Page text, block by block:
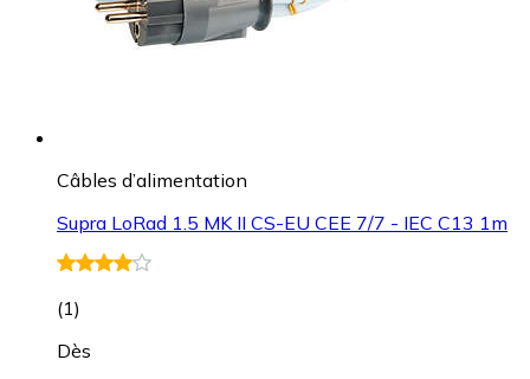
Câbles d’alimentation
Supra LoRad 1.5 MK II CS-EU CEE 7/7 - IEC C13 1m
(1)
Dès